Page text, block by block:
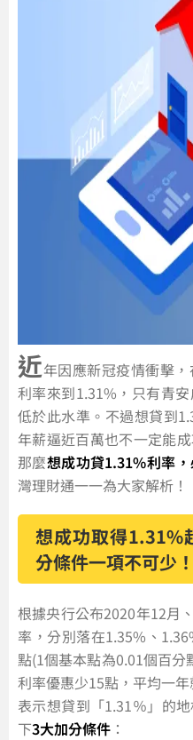
近年因應新冠疫情衝擊
利率來到1.31%，只有青
低於此水準。不過想貸到
年薪逼近百萬也不一定能
那麼想成功貸1.31%利率
灣理財通一一為大家解析！
想成功取得1.31%
分條件一項不可少！
根據央行公布2020年12月
率，分別落在1.35%、
點(1個基本點為0.01個百
利率優惠少15點，平均一
表示想貸到「1.31％」的
下3大加分條件 ：